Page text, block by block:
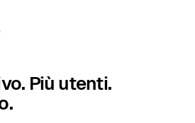
Più utenti.